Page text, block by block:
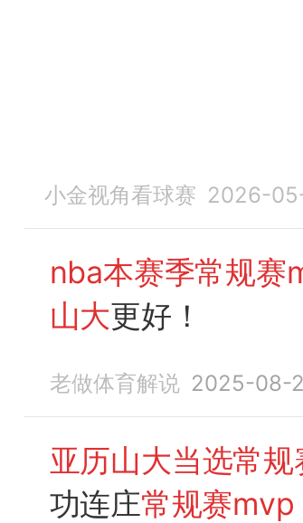
小金视角看球赛 2026-
nba本赛季常规赛
山大更好！
老做体育解说 2025-08-
亚历山大当选常
功连庄常规赛mvp